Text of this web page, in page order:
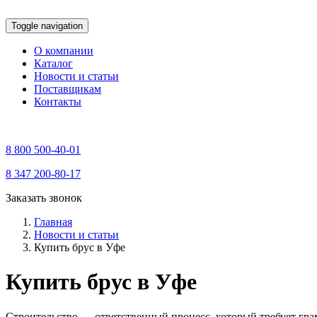
Toggle navigation
О компании
Каталог
Новости и статьи
Поставщикам
Контакты
8 800 500-40-01
8 347 200-80-17
Заказать звонок
Главная
Новости и статьи
Купить брус в Уфе
Купить брус в Уфе